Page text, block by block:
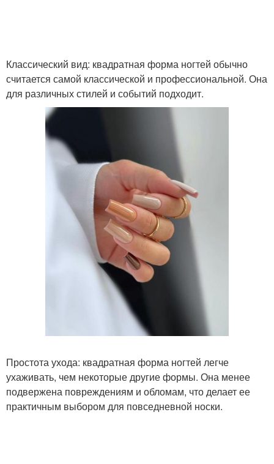
Классический вид: квадратная форма ногтей обычно
считается самой классической и профессиональной. Она
для различных стилей и событий подходит.
Простота ухода: квадратная форма ногтей легче
ухаживать, чем некоторые другие формы. Она менее
подвержена повреждениям и обломам, что делает ее
практичным выбором для повседневной носки.